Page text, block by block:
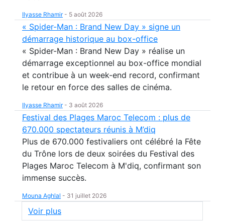
Ilyasse Rhamir- 5 août 2026
« Spider-Man : Brand New Day » signe un
démarrage historique au box-office
« Spider-Man : Brand New Day » réalise un
démarrage exceptionnel au box-office mondial
et contribue à un week-end record, confirmant
le retour en force des salles de cinéma.
Ilyasse Rhamir- 3 août 2026
Festival des Plages Maroc Telecom : plus de
670.000 spectateurs réunis à M’diq
Plus de 670.000 festivaliers ont célébré la Fête
du Trône lors de deux soirées du Festival des
Plages Maroc Telecom à M'diq, confirmant son
immense succès.
Mouna Aghlal - 31 juillet 2026
Voir plus